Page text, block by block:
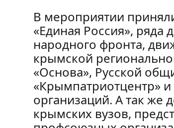
В мероприятии
«Единая Россия», ряда
народного фронта,
крымской
«Основа», Русской
«Крымпатриотцентр»
организаций. А так же
крымских вузов,